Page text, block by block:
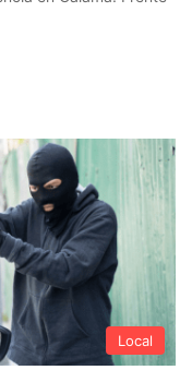
Local